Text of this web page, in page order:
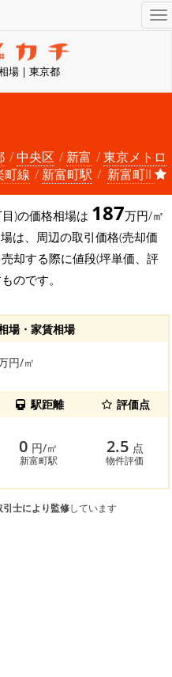
場 | 東京都
中央区 新富
東京メトロ
町線
新富町駅 新富町II
)の価格相場は 187万円/㎡
は、周辺の取引価格(売却価
却する際に値段(坪単価、評
のです。
場・家賃相場
円/㎡
駅距離 評価点
0 円/㎡
新富町駅
2.5 点
物件評価
士により監修しています